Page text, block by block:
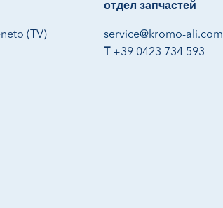
(TV)
отдел запчастей
service@kromo-ali.com
T +39 0423 734 593